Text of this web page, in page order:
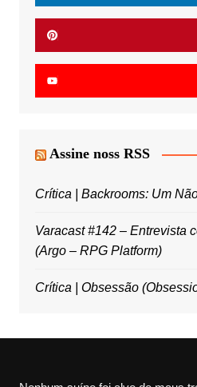
Assine noss RSS
Crítica | Backrooms: Um
Varacast #142 – Entrevista
(Argo – RPG Platform)
Crítica | Obsessão